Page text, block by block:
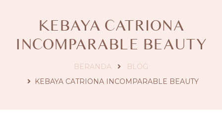
KEBAYA CATRIONA
INCOMPARABLE BEAUTY
BERANDA
BLOG
KEBAYA CATRIONA INCOMPARABLE BEAUTY